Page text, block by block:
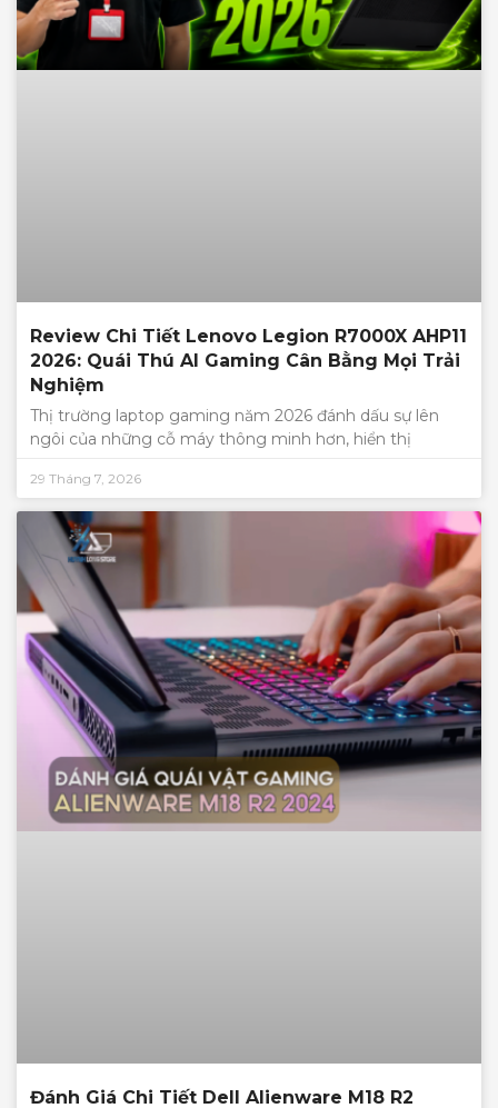
Review Chi Tiết Lenovo Legion R7000X AHP11
2026: Quái Thú AI Gaming Cân Bằng Mọi Trải
Nghiệm
Thị trường laptop gaming năm 2026 đánh dấu sự lên
ngôi của những cỗ máy thông minh hơn, hiển thị
29 Tháng 7, 2026
Đánh Giá Chi Tiết Dell Alienware M18 R2